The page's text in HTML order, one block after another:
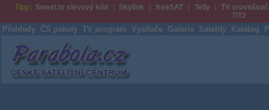
Tipy: Sweet.tv slevový kód Skylink freeSAT Telly
TV srovnávač
T/T2
Přehledy ČS pakety TV program Vysílače Galerie Satelity Katalog
Parabola.cz